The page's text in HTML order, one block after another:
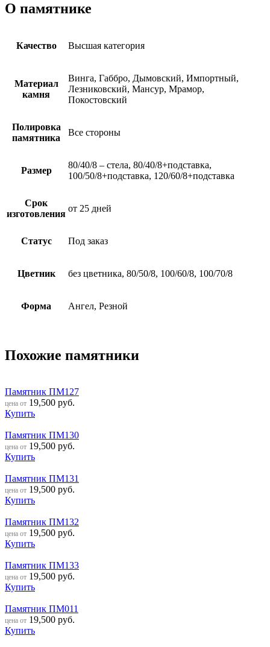
О памятнике
Качество Высшая категория
Материал
камня
Винга, Габбро, Дымовский, Импортный,
Лезниковский, Мансур, Мрамор,
Покостовский
Полировка
памятника
Все стороны
Размер
80/40/8 – стела, 80/40/8+подставка,
100/50/8+подставка, 120/60/8+подставка
Срок
изготовления
от 25 дней
Статус Под заказ
Цветник без цветника, 80/50/8, 100/60/8, 100/70/8
Форма Ангел, Резной
Похожие памятники
Памятник ПМ127
цена от 19,500 руб.
Купить
Памятник ПМ130
цена от 19,500 руб.
Купить
Памятник ПМ131
цена от 19,500 руб.
Купить
Памятник ПМ132
цена от 19,500 руб.
Купить
Памятник ПМ133
цена от 19,500 руб.
Купить
Памятник ПМ011
цена от 19,500 руб.
Купить